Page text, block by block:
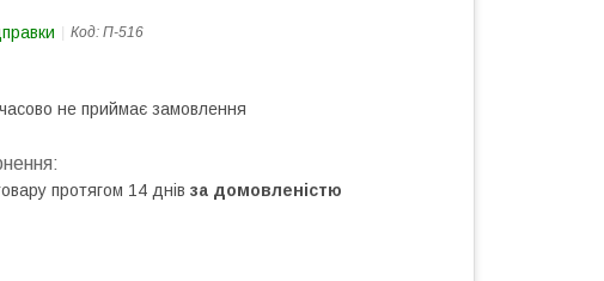
Код: П-516
не приймає замовлення
протягом 14 днів за домовленістю